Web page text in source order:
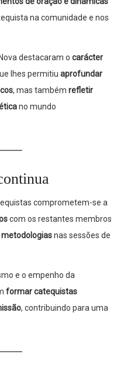
na comunidade e nos
destacaram o carácter
lhes permitiu aprofundar
, mas também refletir
no mundo
comprometem-se a
com os restantes membros
metodologiasnas sessões de
e o empenho da
formar catequistas
, contribuindo para uma